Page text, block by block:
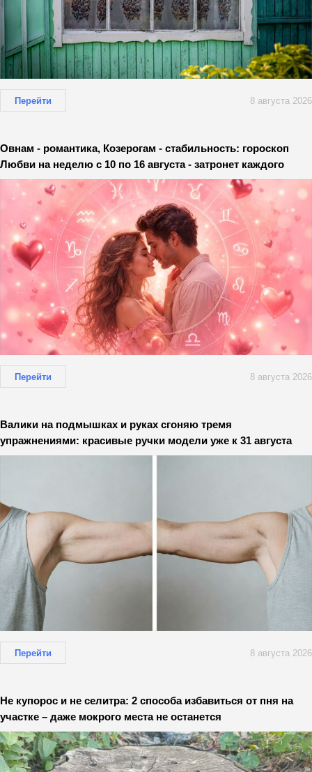
Перейти 8 августа 2026
Овнам - романтика, Козерогам - стабильность: гороскоп
Любви на неделю с 10 по 16 августа - затронет каждого
Перейти 8 августа 2026
Валики на подмышках и руках сгоняю тремя
упражнениями: красивые ручки модели уже к 31 августа
Перейти 8 августа 2026
Не купорос и не селитра: 2 способа избавиться от пня на
участке – даже мокрого места не останется